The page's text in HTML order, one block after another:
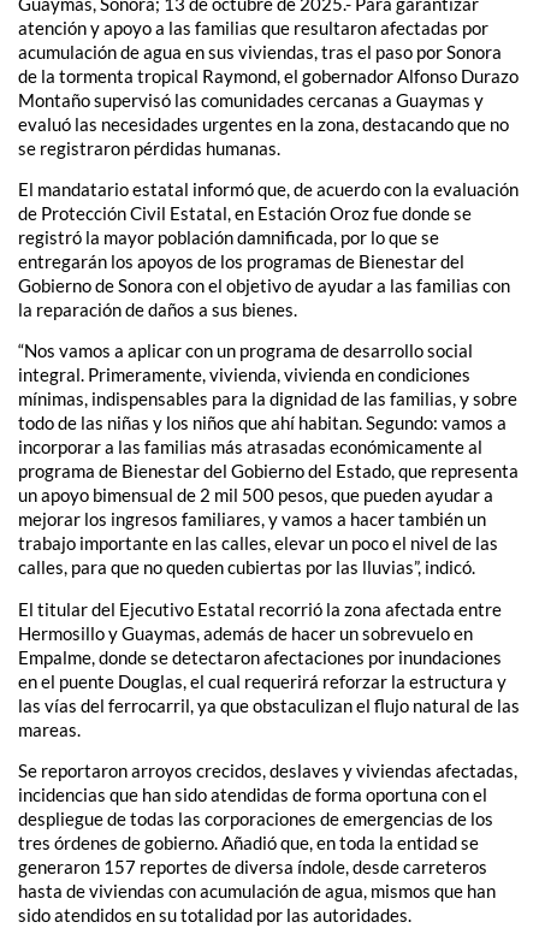
atención y apoyo a las familias que resultaron afectadas por
acumulación de agua en sus viviendas, tras el paso por Sonora
de la tormenta tropical Raymond, el gobernador Alfonso Durazo
Montaño supervisó las comunidades cercanas a Guaymas y
evaluó las necesidades urgentes en la zona, destacando que no
se registraron pérdidas humanas.
El mandatario estatal informó que, de acuerdo con la evaluación
de Protección Civil Estatal, en Estación Oroz fue donde se
registró la mayor población damnificada, por lo que se
entregarán los apoyos de los programas de Bienestar del
Gobierno de Sonora con el objetivo de ayudar a las familias con
la reparación de daños a sus bienes.
“Nos vamos a aplicar con un programa de desarrollo social
integral. Primeramente, vivienda, vivienda en condiciones
mínimas, indispensables para la dignidad de las familias, y sobre
todo de las niñas y los niños que ahí habitan. Segundo: vamos a
incorporar a las familias más atrasadas económicamente al
programa de Bienestar del Gobierno del Estado, que representa
un apoyo bimensual de 2 mil 500 pesos, que pueden ayudar a
mejorar los ingresos familiares, y vamos a hacer también un
trabajo importante en las calles, elevar un poco el nivel de las
calles, para que no queden cubiertas por las lluvias”, indicó.
El titular del Ejecutivo Estatal recorrió la zona afectada entre
Hermosillo y Guaymas, además de hacer un sobrevuelo en
Empalme, donde se detectaron afectaciones por inundaciones
en el puente Douglas, el cual requerirá reforzar la estructura y
las vías del ferrocarril, ya que obstaculizan el flujo natural de las
mareas.
Se reportaron arroyos crecidos, deslaves y viviendas afectadas,
incidencias que han sido atendidas de forma oportuna con el
despliegue de todas las corporaciones de emergencias de los
tres órdenes de gobierno. Añadió que, en toda la entidad se
generaron 157 reportes de diversa índole, desde carreteros
hasta de viviendas con acumulación de agua, mismos que han
sido atendidos en su totalidad por las autoridades.